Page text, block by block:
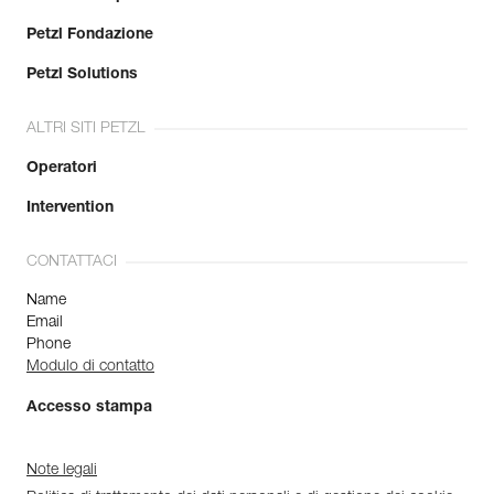
Petzl Fondazione
Petzl Solutions
ALTRI SITI PETZL
Operatori
Intervention
CONTATTACI
Name
Email
Phone
Modulo di contatto
Accesso stampa
Note legali